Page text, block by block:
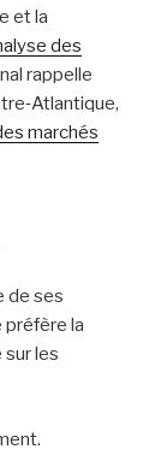
et la
des
rappelle
marchés
de ses
préfère la
les